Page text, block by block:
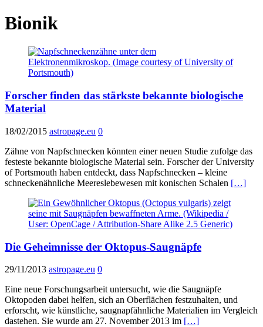
Bionik
Forscher finden das stärkste bekannte biologische
Material
18/02/2015 astropage.eu 0
Zähne von Napfschnecken könnten einer neuen Studie zufolge das
festeste bekannte biologische Material sein. Forscher der University
of Portsmouth haben entdeckt, dass Napfschnecken – kleine
schneckenähnliche Meereslebewesen mit konischen Schalen […]
Die Geheimnisse der Oktopus-Saugnäpfe
29/11/2013 astropage.eu 0
Eine neue Forschungsarbeit untersucht, wie die Saugnäpfe
Oktopoden dabei helfen, sich an Oberflächen festzuhalten, und
erforscht, wie künstliche, saugnapfähnliche Materialien im Vergleich
dastehen. Sie wurde am 27. November 2013 im […]